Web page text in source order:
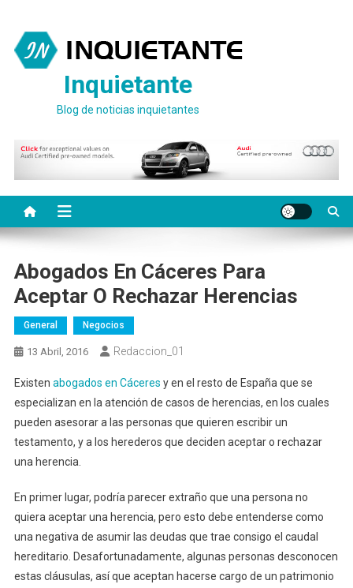
contenido
Inquietante
Blog de noticias inquietantes
Abogados En Cáceres Para
Aceptar O Rechazar Herencias
General Negocios
13 Abril, 2016 Redaccion_01
Existen abogados en Cáceres y en el resto de España que se
especializan en la atención de casos de herencias, en los cuales
pueden asesorar a las personas que quieren escribir un
testamento, y a los herederos que deciden aceptar o rechazar
una herencia.
En primer lugar, podría parecer extraño que una persona no
quiera aceptar una herencia, pero esto debe entenderse como
una negativa de asumir las deudas que trae consigo el caudal
hereditario. Desafortunadamente, algunas personas desconocen
estas cláusulas, así que aceptan hacerse cargo de un patrimonio